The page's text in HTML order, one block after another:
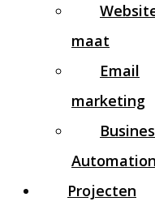
maat
Email
marketing
Automation
Projecten